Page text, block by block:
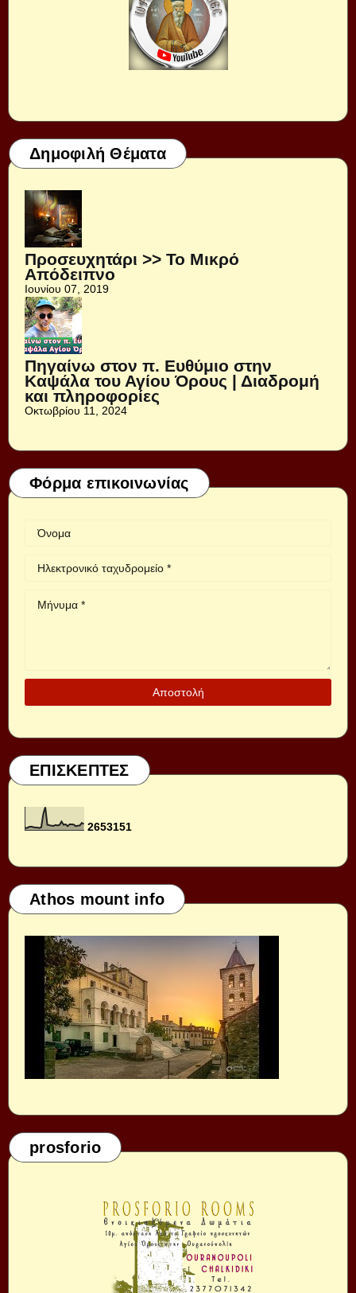
Δημοφιλή Θέματα
Προσευχητάρι >> Το Μικρό
Απόδειπνο
Ιουνίου 07, 2019
Πηγαίνω στον π. Ευθύμιο στην
Καψάλα του Αγίου Όρους | Διαδρομή
και πληροφορίες
Οκτωβρίου 11, 2024
Φόρμα επικοινωνίας
ΕΠΙΣΚΕΠΤΕΣ
2653151
Athos mount info
prosforio